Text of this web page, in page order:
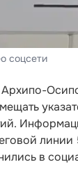
соцсети
линии
в